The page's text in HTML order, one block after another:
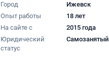
Город
Ижевск
Опыт работы
18 лет
На сайте с
2015 года
Юридический
статус
Самозанятый